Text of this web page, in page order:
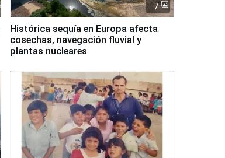
7
Histórica sequía en Europa afecta
cosechas, navegación fluvial y
plantas nucleares